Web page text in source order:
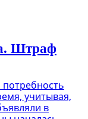
Штраф
учитывая,
в